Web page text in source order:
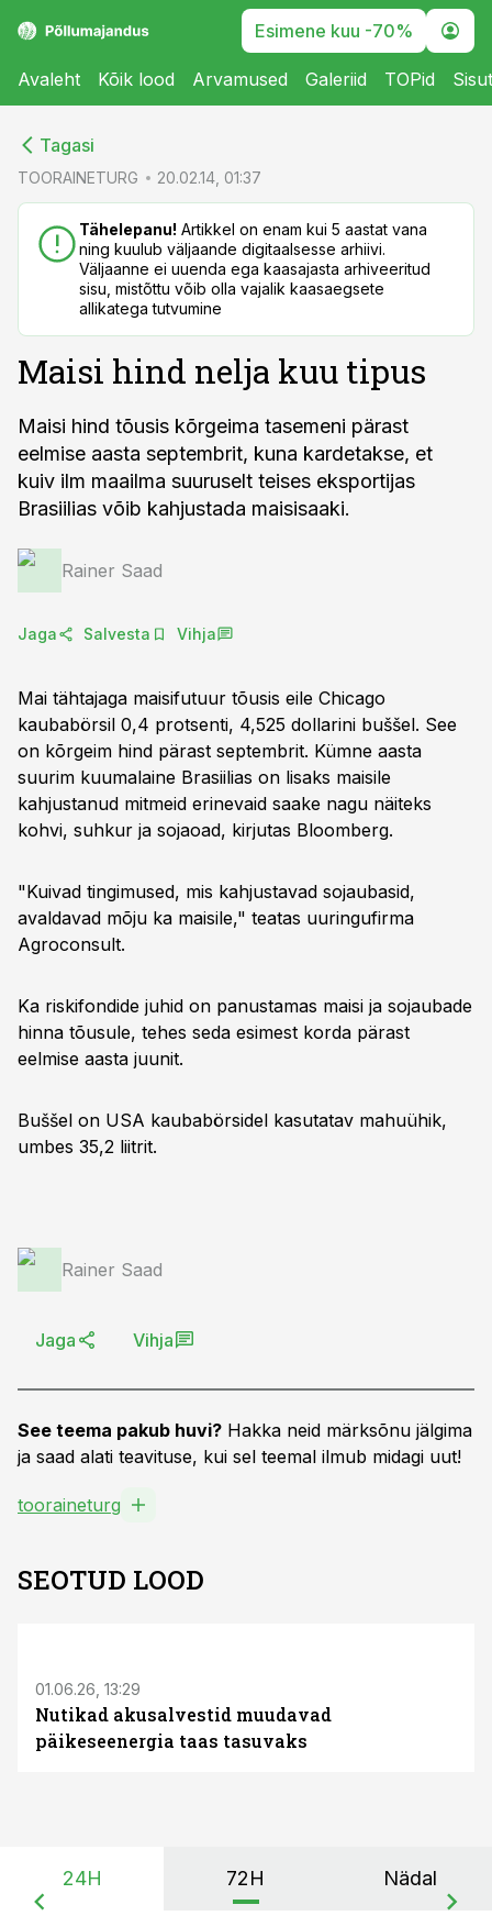
Esimene kuu -70%
Avaleht Kõik lood Arvamused Galeriid TOPid
Tagasi
TOORAINETURG 20.02.14, 01:37
Tähelepanu! Artikkel on enam kui 5 aastat vana
ning kuulub väljaande digitaalsesse arhiivi.
Väljaanne ei uuenda ega kaasajasta arhiveeritud
sisu, mistõttu võib olla vajalik kaasaegsete
allikatega tutvumine
Maisi hind nelja kuu tipus
Maisi hind tõusis kõrgeima tasemeni pärast
eelmise aasta septembrit, kuna kardetakse, et
kuiv ilm maailma suuruselt teises eksportijas
Brasiilias võib kahjustada maisisaaki.
Rainer Saad
Jaga Salvesta Vihja
Mai tähtajaga maisifutuur tõusis eile Chicago
kaubabörsil 0,4 protsenti, 4,525 dollarini buššel. See
on kõrgeim hind pärast septembrit. Kümne aasta
suurim kuumalaine Brasiilias on lisaks maisile
kahjustanud mitmeid erinevaid saake nagu näiteks
kohvi, suhkur ja sojaoad, kirjutas Bloomberg.
"Kuivad tingimused, mis kahjustavad sojaubasid,
avaldavad mõju ka maisile," teatas uuringufirma
Agroconsult.
Ka riskifondide juhid on panustamas maisi ja sojaubade
hinna tõusule, tehes seda esimest korda pärast
eelmise aasta juunit.
Buššel on USA kaubabörsidel kasutatav mahuühik,
umbes 35,2 liitrit.
Rainer Saad
Jaga Vihja
See teema pakub huvi? Hakka neid märksõnu jälgima
ja saad alati teavituse, kui sel teemal ilmub midagi uut!
tooraineturg
SEOTUD LOOD
01.06.26, 13:29
Nutikad akusalvestid muudavad
päikeseenergia taas tasuvaks
24H 72H Nädal